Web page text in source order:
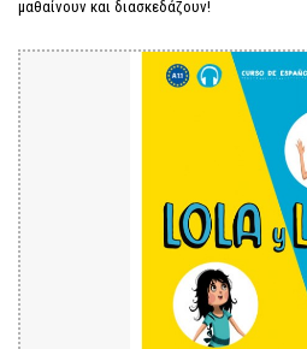
μαθαίνουν και διασκεδάζουν!